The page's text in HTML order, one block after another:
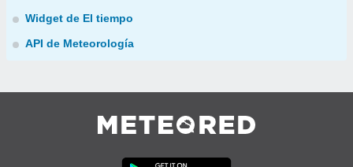
Widget de El tiempo
API de Meteorología